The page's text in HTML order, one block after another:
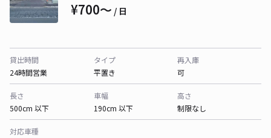
¥700〜 / 日
貸出時間
24時間営業
タイプ
平置き
再入庫
可
長さ
500cm 以下
車幅
190cm 以下
高さ
制限なし
対応車種